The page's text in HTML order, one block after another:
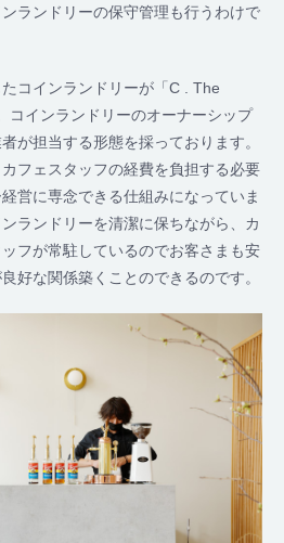
ランドリーの保守管理も行うわけで
コインランドリーが「C . The
コインランドリーのオーナーシップ
が担当する形態を採っております。
フェスタッフの経費を負担する必要
営に専念できる仕組みになっていま
ランドリーを清潔に保ちながら、カ
フが常駐しているのでお客さまも安
好な関係築くことのできるのです。